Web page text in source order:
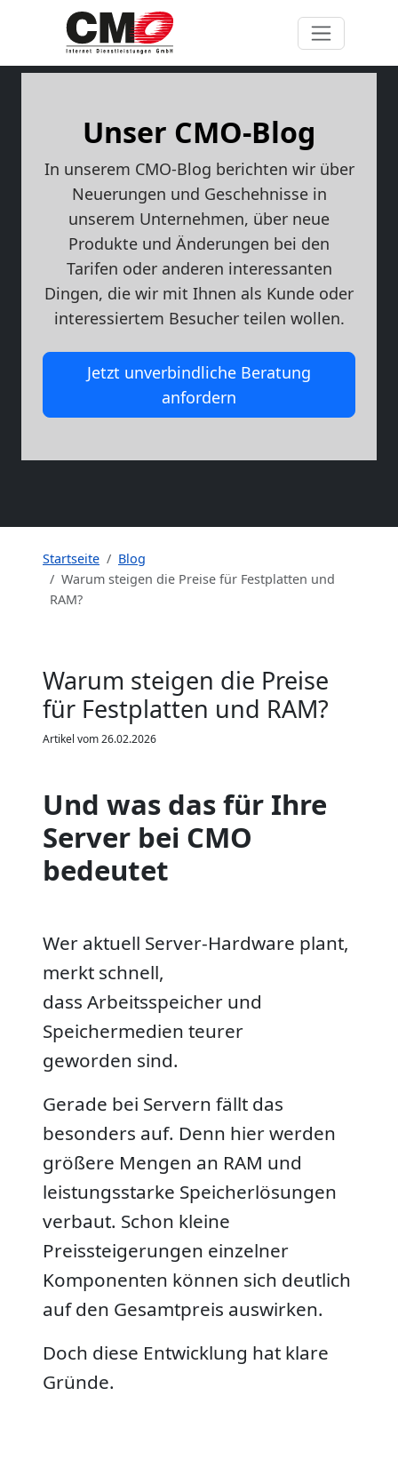
Unser CMO-Blog
In unserem CMO-Blog berichten wir über
Neuerungen und Geschehnisse in
unserem Unternehmen, über neue
Produkte und Änderungen bei den
Tarifen oder anderen interessanten
Dingen, die wir mit Ihnen als Kunde oder
interessiertem Besucher teilen wollen.
Jetzt unverbindliche Beratung
anfordern
Startseite
Blog
Warum steigen die Preise für Festplatten und
RAM?
Warum steigen die Preise
für Festplatten und RAM?
Artikel vom 26.02.2026
Und was das für Ihre
Server bei CMO
bedeutet
Wer aktuell Server-Hardware plant,
merkt schnell,
dass Arbeitsspeicher und
Speichermedien teurer
geworden sind.
Gerade bei Servern fällt das
besonders auf. Denn hier werden
größere Mengen an RAM und
leistungsstarke Speicherlösungen
verbaut. Schon kleine
Preissteigerungen einzelner
Komponenten können sich deutlich
auf den Gesamtpreis auswirken.
Doch diese Entwicklung hat klare
Gründe.